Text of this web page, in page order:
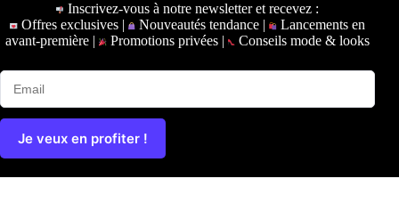
Inscrivez-vous à notre newsletter et recevez :
Offres exclusives |
Nouveautés tendance |
Lancements en
avant-première | Promotions privées | Conseils mode & looks
Je veux en profiter !